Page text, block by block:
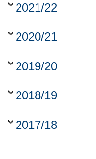
2021/22
2020/21
2019/20
2018/19
2017/18